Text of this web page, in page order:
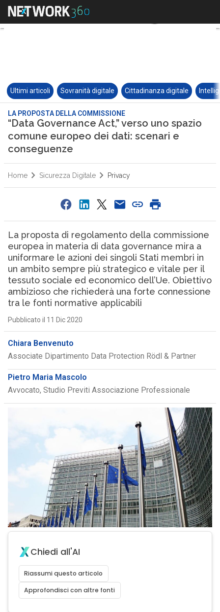
Ultimi articoli Sovranità digitale Cittadinanza digitale
LA PROPOSTA DELLA COMMISSIONE
“Data Governance Act,” verso uno spazio
comune europeo dei dati: scenari e
conseguenze
Home Sicurezza Digitale Privacy
La proposta di regolamento della commissione
europea in materia di data governance mira a
uniformare le azioni dei singoli Stati membri in
un ambito sempre più strategico e vitale per il
tessuto sociale ed economico dell’Ue. Obiettivo
ambizioso che richiederà una forte connessione
tra le fonti normative applicabili
Pubblicato il 11 Dic 2020
Chiara Benvenuto
Associate Dipartimento Data Protection Rödl & Partner
Pietro Maria Mascolo
Avvocato, Studio Previti Associazione Professionale
Chiedi all'AI
Riassumi questo articolo
Approfondisci con altre fonti